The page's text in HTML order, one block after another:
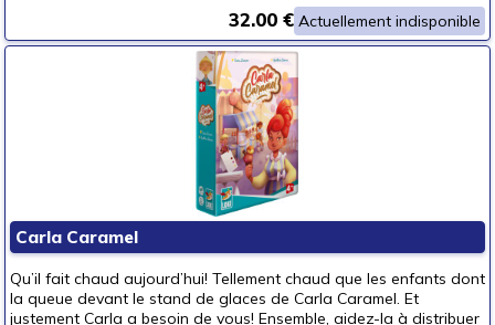
Actuellement indisponible
32.00 €
Carla Caramel
Qu’il fait chaud aujourd’hui! Tellement chaud que les enfants dont
la queue devant le stand de glaces de Carla Caramel. Et
justement Carla a besoin de vous! Ensemble, aidez-la à distribuer